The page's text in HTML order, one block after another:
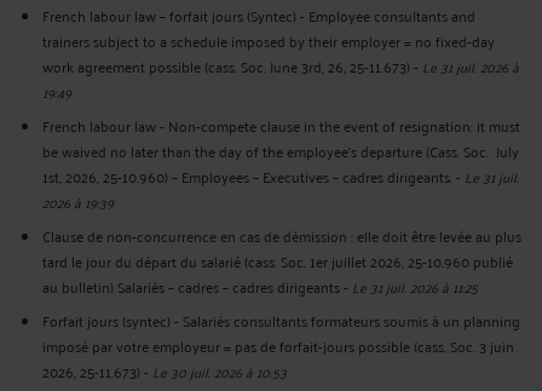
French labour law – forfait jours (Syntec) - Employee consultants and
trainers subject to a schedule imposed by their employer = no fixed-day
work agreement possible (cass. Soc. June 3rd, 26, 25-11.673)- Le 31 juil. 2026 à
19:49
French labour law - Non-compete clause in the event of resignation: it must
be waived no later than the day of the employee's departure (Cass. Soc. July
1st, 2026, 25-10.960) – Employees – Executives – cadres dirigeants.- Le 31 juil.
2026 à 19:39
Clause de non-concurrence en cas de démission : elle doit être levée au plus
tard le jour du départ du salarié (cass. Soc. 1er juillet 2026, 25-10.960 publié
au bulletin) Salariés – cadres – cadres dirigeants- Le 31 juil. 2026 à 11:25
Forfait jours (syntec) - Salariés consultants formateurs soumis à un planning
imposé par votre employeur = pas de forfait-jours possible (cass. Soc. 3 juin
2026, 25-11.673)- Le 30 juil. 2026 à 10:53